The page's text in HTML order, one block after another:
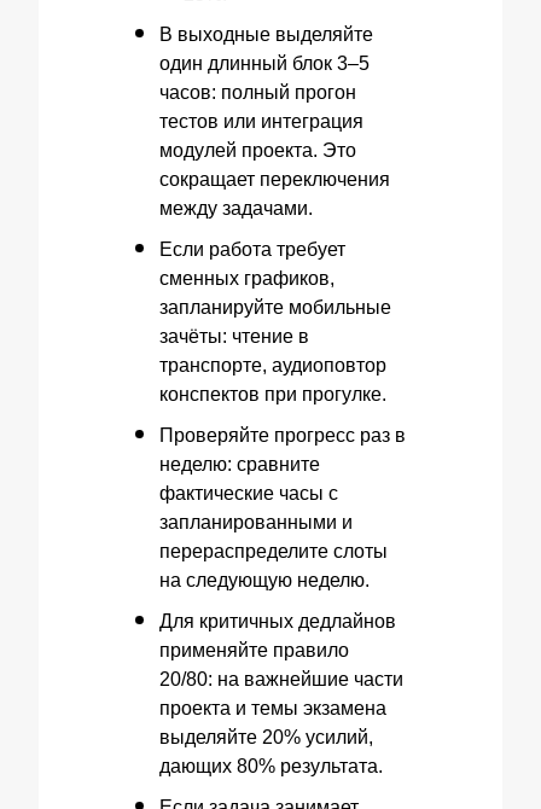
В выходные выделяйте
один длинный блок 3–5
часов: полный прогон
тестов или интеграция
модулей проекта. Это
сокращает переключения
между задачами.
Если работа требует
сменных графиков,
запланируйте мобильные
зачёты: чтение в
транспорте, аудиоповтор
конспектов при прогулке.
Проверяйте прогресс раз в
неделю: сравните
фактические часы с
запланированными и
перераспределите слоты
на следующую неделю.
Для критичных дедлайнов
применяйте правило
20/80: на важнейшие части
проекта и темы экзамена
выделяйте 20% усилий,
дающих 80% результата.